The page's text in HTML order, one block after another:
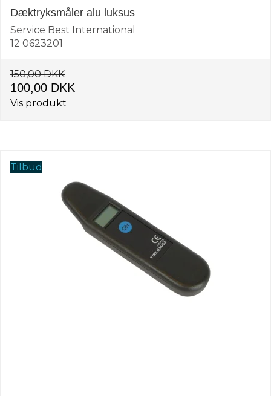
Dæktryksmåler alu luksus
Service Best International
12 0623201
150,00 DKK
100,00 DKK
Vis produkt
Tilbud